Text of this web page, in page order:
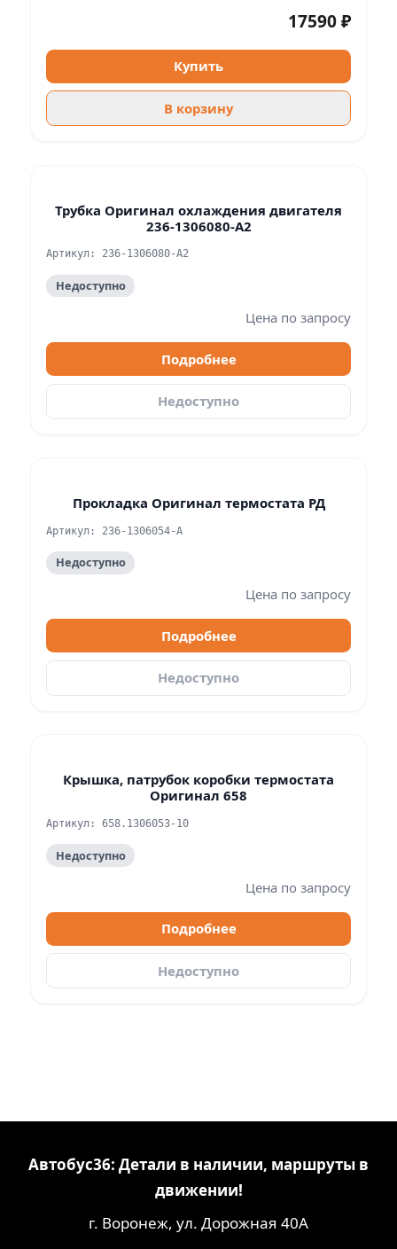
17590 ₽
Купить
В корзину
Трубка Оригинал охлаждения двигателя
236-1306080-А2
Артикул: 236-1306080-А2
Недоступно
Цена по запросу
Подробнее
Недоступно
Прокладка Оригинал термостата РД
Артикул: 236-1306054-А
Недоступно
Цена по запросу
Подробнее
Недоступно
Крышка, патрубок коробки термостата
Оригинал 658
Артикул: 658.1306053-10
Недоступно
Цена по запросу
Подробнее
Недоступно
Автобус36: Детали в наличии, маршруты в
движении!
г. Воронеж, ул. Дорожная 40А